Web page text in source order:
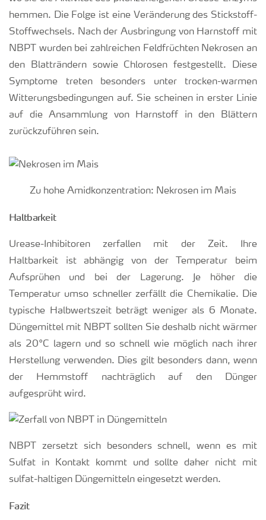
hemmen. Die Folge ist eine Veränderung des Stickstoff-
Stoffwechsels. Nach der Ausbringung von Harnstoff mit
NBPT wurden bei zahlreichen Feldfrüchten Nekrosen an
den Blatträndern sowie Chlorosen festgestellt. Diese
Symptome treten besonders unter trocken-warmen
Witterungsbedingungen auf. Sie scheinen in erster Linie
auf die Ansammlung von Harnstoff in den Blättern
zurückzuführen sein.
Zu hohe Amidkonzentration: Nekrosen im Mais
Haltbarkeit
Urease-Inhibitoren zerfallen mit der Zeit. Ihre
Haltbarkeit ist abhängig von der Temperatur beim
Aufsprühen und bei der Lagerung. Je höher die
Temperatur umso schneller zerfällt die Chemikalie. Die
typische Halbwertszeit beträgt weniger als 6 Monate.
Düngemittel mit NBPT sollten Sie deshalb nicht wärmer
als 20°C lagern und so schnell wie möglich nach ihrer
Herstellung verwenden. Dies gilt besonders dann, wenn
der Hemmstoff nachträglich auf den Dünger
aufgesprüht wird.
NBPT zersetzt sich besonders schnell, wenn es mit
Sulfat in Kontakt kommt und sollte daher nicht mit
sulfat-haltigen Düngemitteln eingesetzt werden.
Fazit